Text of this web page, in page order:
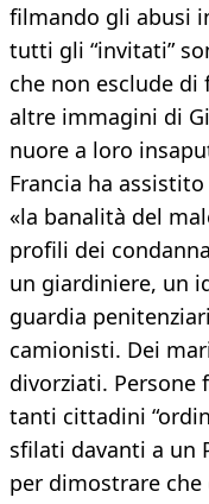
filmando gli abusi
tutti gli “invitati”
che non esclude
altre immagini di
nuore a loro
Francia ha
«la banalità del
profili dei
un giardiniere, un
guardia
camionisti. Dei
divorziati. Persone
tanti cittadini
sfilati davanti a un
per dimostrare